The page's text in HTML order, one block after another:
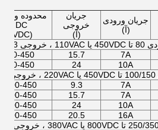
جریان ورودی
(آ)
جریان
خروجی
(آ)
محدوده
DC
(VDC)
7A
15.7
80-450
10A
24
80-450
7A
9.3
100-450
7A
15.7
100-450
10A
24
100-450
16A
20.5
100-450